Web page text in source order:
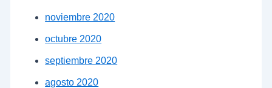
noviembre 2020
octubre 2020
septiembre 2020
agosto 2020